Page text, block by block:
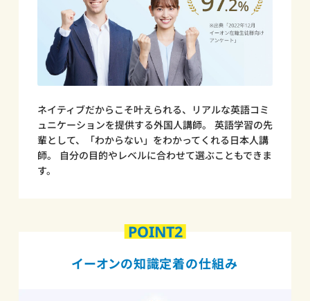
ネイティブだからこそ叶えられる、リアルな英語コミ
ュニケーションを提供する外国人講師。 英語学習の先
輩として、「わからない」をわかってくれる日本人講
師。 自分の目的やレベルに合わせて選ぶこともできま
す。
POINT2
イーオンの知識定着の仕組み